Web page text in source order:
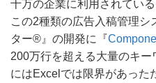
十万の企業に利用されている
この2種類の広告入稿管理シ
ター®』の開発に『
200万行を超える大量のキ
にはExcelでは限界があった